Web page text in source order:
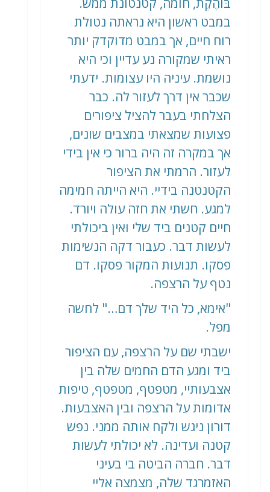
במבט ראשון היא נראתה נטולת
רוח חיים, אך במבט מדוקדק יותר
ראיתי שמקורה נע עדיין וכי היא
נושמת. עיניה היו עצומות. ידעתי
שכבר אין דרך לעזור לה. כבר
הצלחתי בעבר להציל ציפורים
פצועות שמצאתי במצבים שונים,
אך במקרה זה היה ברור כי אין בידי
לעזור. הרמתי את הציפור
הקטנטנה בידיי. היא הייתה חמימה
למגע. חשתי את חזה עולה ויורד.
חיים קטנים ביד שלי ואין ביכולתי
לעשות דבר. כעבור דקה הנשימות
פסקו. תנועות המקור פסקו. דם
נטף על הרצפה.
"אימא, כל היד שלך דם…" לחשה
מפל.
ישבתי שם על הרצפה, עם הציפור
ביד ומגע הדם החמים שלה בין
אצבעותיי, מטפטף, מטפטף, טיפות
אדומות על הרצפה ובין האצבעות.
דורון ניגש ולקח אותה ממני. נפש
קטנה ועדינה. לא יכולתי לעשות
דבר. חברה הביטה בי בעיני
האזמרגד שלה, מצמצה אליי